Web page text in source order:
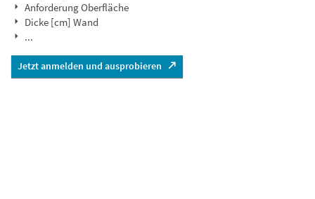
Anforderung Oberfläche
Dicke [cm] Wand
...
Jetzt anmelden und ausprobieren